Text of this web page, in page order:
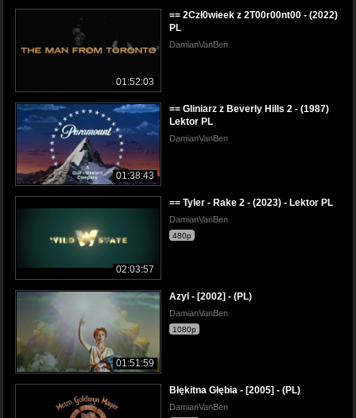
01:52:03
== 2Czł0wieek z 2T00r00nt00 - (2022)
PL
DamianVanBen
01:38:43
== Gliniarz z Beverly Hills 2 - (1987)
Lektor PL
DamianVanBen
02:03:57
== Tyler - Rake 2 - (2023) - Lektor PL
DamianVanBen
480p
01:51:59
Azyl - [2002] - (PL)
DamianVanBen
1080p
Błękitna Głębia - [2005] - (PL)
DamianVanBen